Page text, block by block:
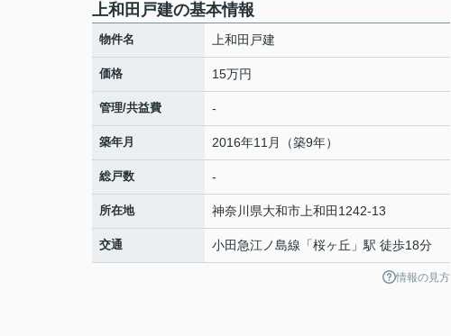
上和田戸建の基本情報
物件名 上和田戸建
価格 15万円
管理/共益費 -
築年月 2016年11月（築9年）
総戸数 -
所在地 神奈川県大和市 上和田 1242-13
交通 小田急江ノ島線 「桜ヶ丘 」駅 徒歩18分
情報の見方